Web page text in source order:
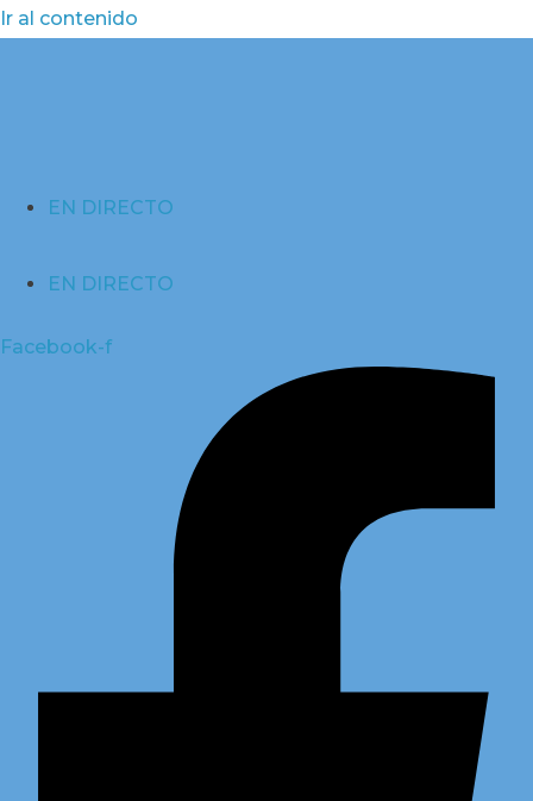
Ir al contenido
EN DIRECTO
EN DIRECTO
Facebook-f